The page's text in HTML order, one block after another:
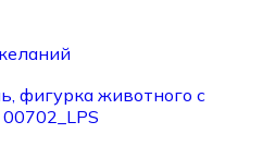
фигурка животного с